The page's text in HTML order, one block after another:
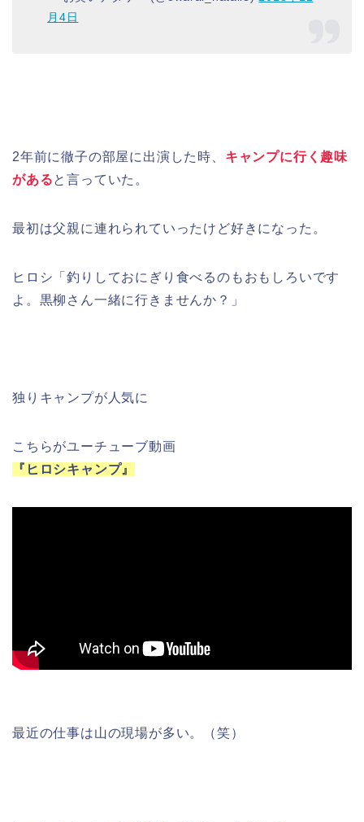
月4日
2年前に徹子の部屋に出演した時、 キャンプに行く趣味
があると言っていた。
最初は父親に連れられていったけど好きになった。
ヒロシ「釣りしておにぎり食べるのもおもしろいです
よ。黒柳さん一緒に行きませんか？」
独りキャンプが人気に
こちらがユーチューブ動画
『ヒロシキャンプ』
最近の仕事は山の現場が多い。（笑）